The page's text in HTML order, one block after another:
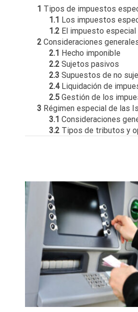
1 Tipos de impuestos
1.1 Los impuestos
1.2El impuesto
2Consideraciones
2.1 Hecho imponible
2.2Sujetos pasivos
2.3 Supuestos de no
2.4Liquidación de
2.5Gestión de los
3 Régimen especial de las
3.1 Consideraciones
3.2Tipos de tributos y